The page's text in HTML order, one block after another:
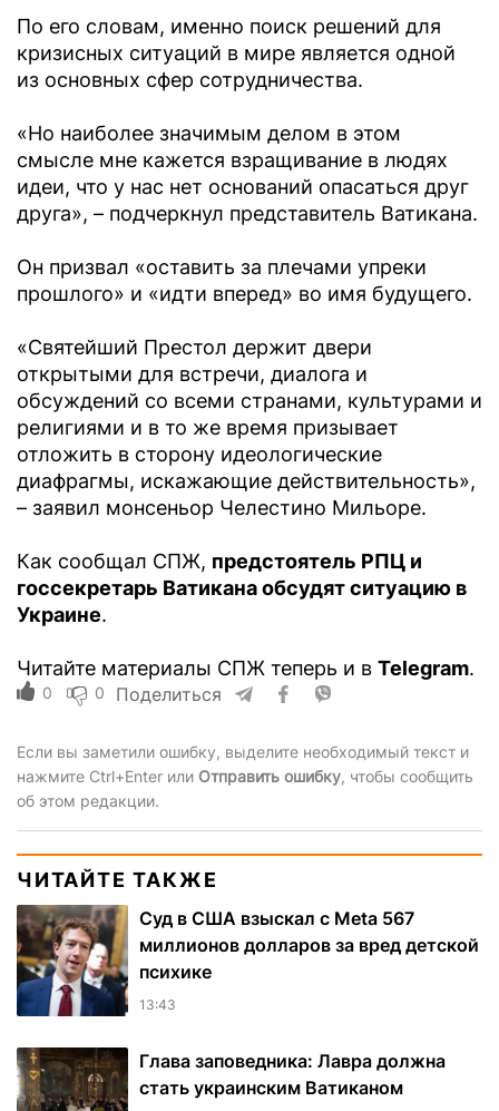
По его словам, именно поиск решений для
кризисных ситуаций в мире является одной
из основных сфер сотрудничества.
«Но наиболее значимым делом в этом
смысле мне кажется взращивание в людях
идеи, что у нас нет оснований опасаться друг
друга», – подчеркнул представитель Ватикана.
Он призвал «оставить за плечами упреки
прошлого» и «идти вперед» во имя будущего.
«Святейший Престол держит двери
открытыми для встречи, диалога и
обсуждений со всеми странами, культурами и
религиями и в то же время призывает
отложить в сторону идеологические
диафрагмы, искажающие действительность»,
– заявил монсеньор Челестино Мильоре.
Как сообщал СПЖ, предстоятель РПЦ и
госсекретарь Ватикана обсудят ситуацию в
Украине.
Читайте материалы СПЖ теперь и в Telegram.
0 0 Поделиться
Если вы заметили ошибку, выделите необходимый текст и
нажмите Ctrl+Enter или Отправить ошибку, чтобы сообщить
об этом редакции.
ЧИТАЙТЕ ТАКЖЕ
Суд в США взыскал с Meta 567
миллионов долларов за вред детской
психике
13:43
Глава заповедника: Лавра должна
стать украинским Ватиканом